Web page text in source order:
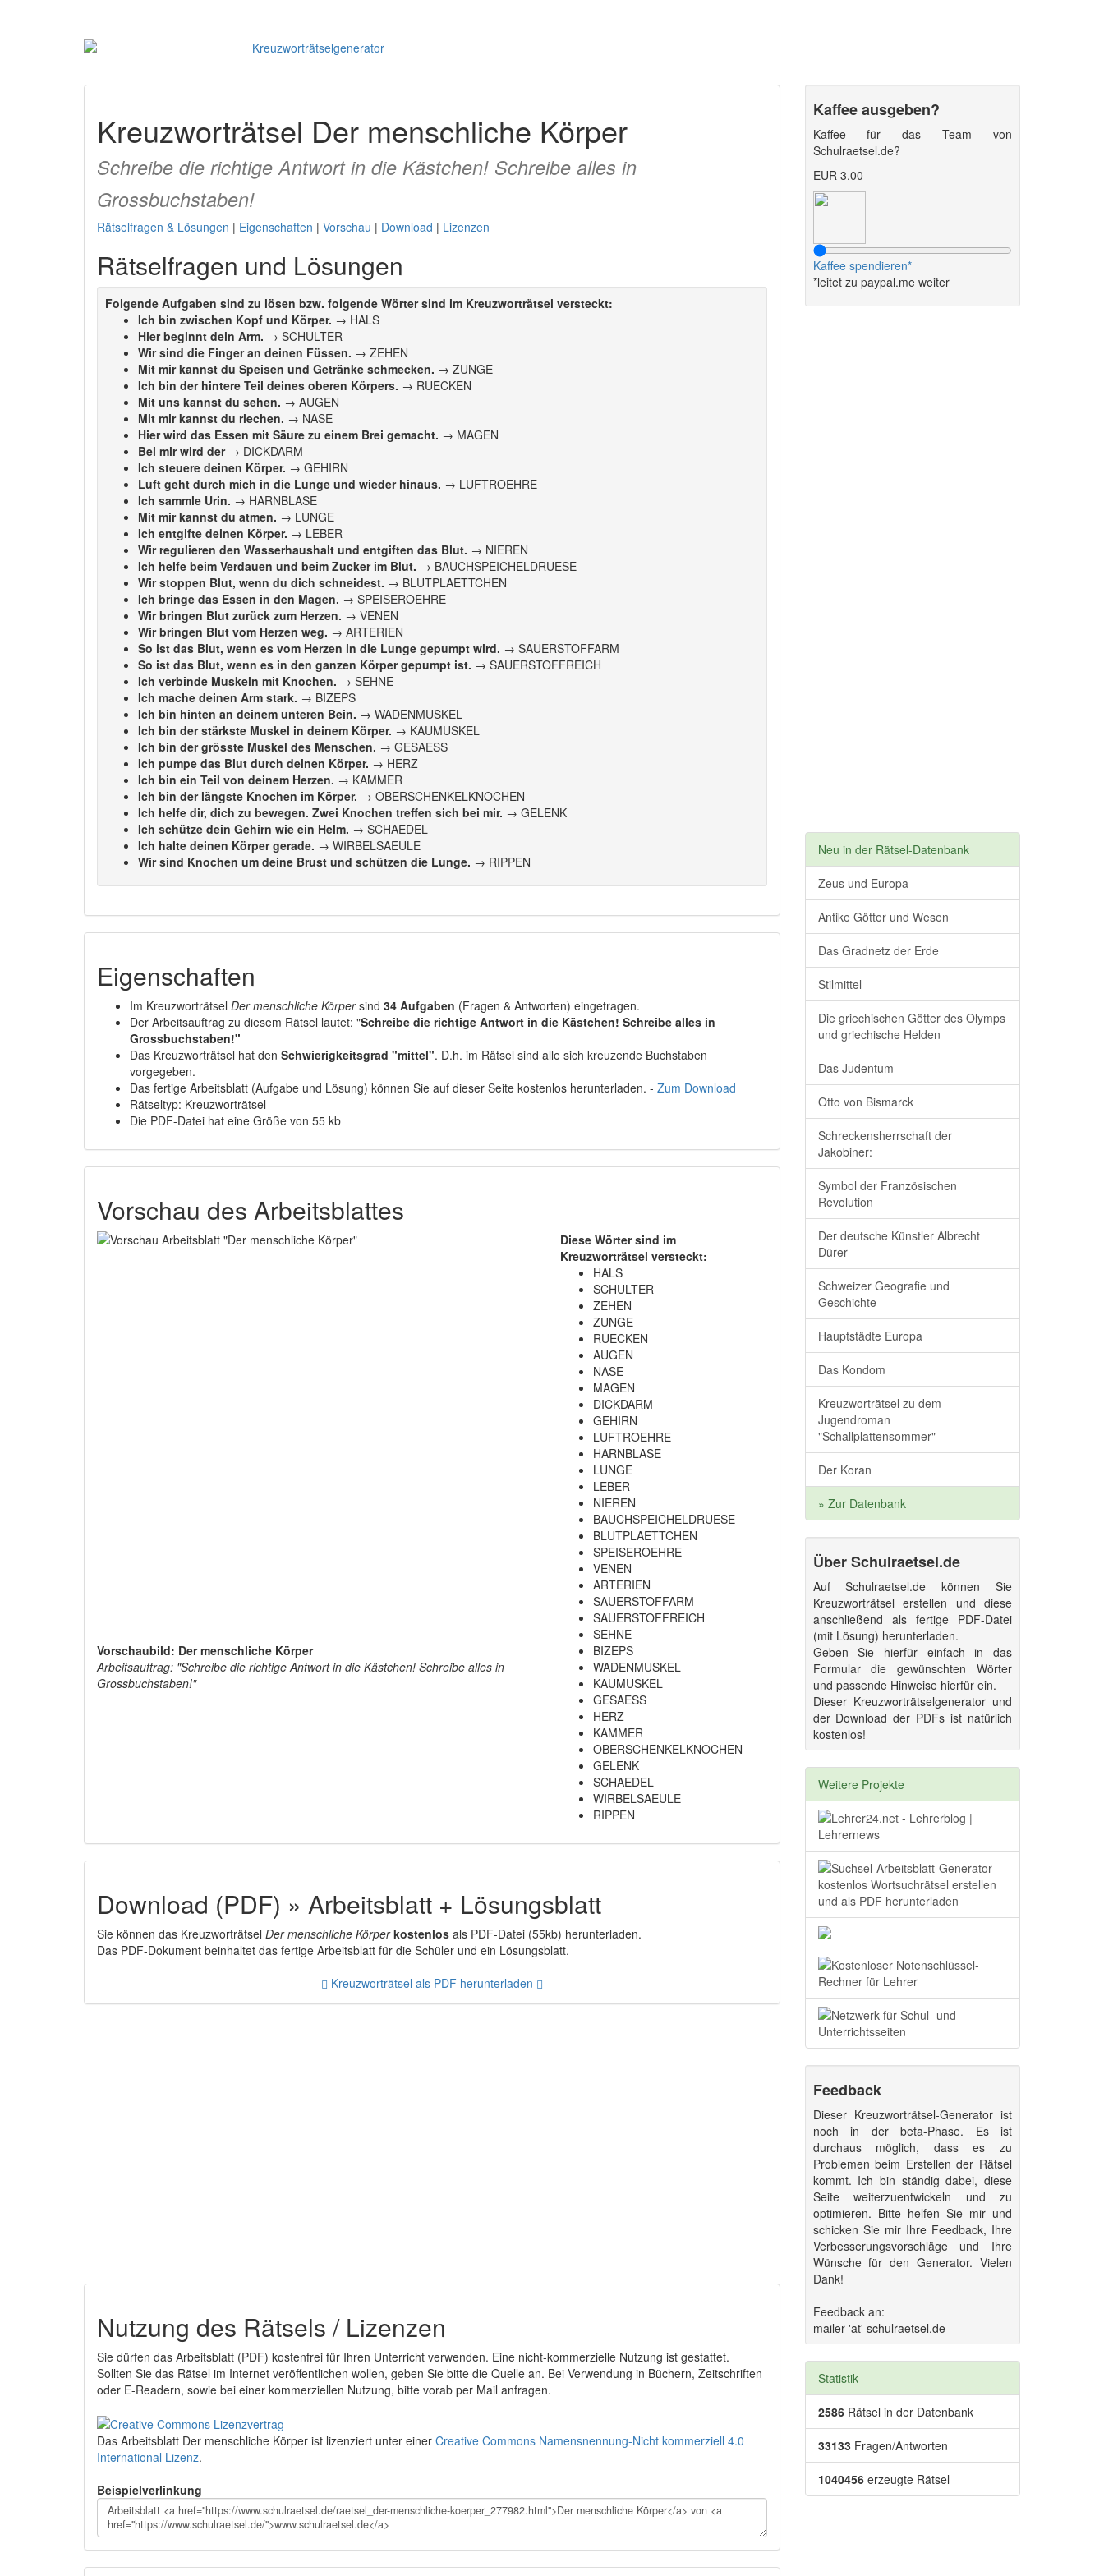
Kreuzworträtsel Der menschliche Körper
Schreibe die richtige Antwort in die Kästchen! Schreibe alles in
Grossbuchstaben!
Rätselfragen & Lösungen | Eigenschaften | Vorschau | Download | Lizenzen
Rätselfragen und Lösungen
Folgende Aufgaben sind zu lösen bzw. folgende Wörter sind im Kreuzworträtsel versteckt:
Ich bin zwischen Kopf und Körper. → HALS
Hier beginnt dein Arm. → SCHULTER
Wir sind die Finger an deinen Füssen. → ZEHEN
Mit mir kannst du Speisen und Getränke schmecken. → ZUNGE
Ich bin der hintere Teil deines oberen Körpers. → RUECKEN
Mit uns kannst du sehen. → AUGEN
Mit mir kannst du riechen. → NASE
Hier wird das Essen mit Säure zu einem Brei gemacht. → MAGEN
Bei mir wird der → DICKDARM
Ich steuere deinen Körper. → GEHIRN
Luft geht durch mich in die Lunge und wieder hinaus. → LUFTROEHRE
Ich sammle Urin. → HARNBLASE
Mit mir kannst du atmen. → LUNGE
Ich entgifte deinen Körper. → LEBER
Wir regulieren den Wasserhaushalt und entgiften das Blut. → NIEREN
Ich helfe beim Verdauen und beim Zucker im Blut. → BAUCHSPEICHELDRUESE
Wir stoppen Blut, wenn du dich schneidest. → BLUTPLAETTCHEN
Ich bringe das Essen in den Magen. → SPEISEROEHRE
Wir bringen Blut zurück zum Herzen. → VENEN
Wir bringen Blut vom Herzen weg. → ARTERIEN
So ist das Blut, wenn es vom Herzen in die Lunge gepumpt wird. → SAUERSTOFFARM
So ist das Blut, wenn es in den ganzen Körper gepumpt ist. → SAUERSTOFFREICH
Ich verbinde Muskeln mit Knochen. → SEHNE
Ich mache deinen Arm stark. → BIZEPS
Ich bin hinten an deinem unteren Bein. → WADENMUSKEL
Ich bin der stärkste Muskel in deinem Körper. → KAUMUSKEL
Ich bin der grösste Muskel des Menschen. → GESAESS
Ich pumpe das Blut durch deinen Körper. → HERZ
Ich bin ein Teil von deinem Herzen. → KAMMER
Ich bin der längste Knochen im Körper. → OBERSCHENKELKNOCHEN
Ich helfe dir, dich zu bewegen. Zwei Knochen treffen sich bei mir. → GELENK
Ich schütze dein Gehirn wie ein Helm. → SCHAEDEL
Ich halte deinen Körper gerade. → WIRBELSAEULE
Wir sind Knochen um deine Brust und schützen die Lunge. → RIPPEN
Eigenschaften
Im Kreuzworträtsel Der menschliche Körpersind 34 Aufgaben (Fragen & Antworten) eingetragen.
Der Arbeitsauftrag zu diesem Rätsel lautet: "Schreibe die richtige Antwort in die Kästchen! Schreibe alles in
Grossbuchstaben!"
Das Kreuzworträtsel hat den Schwierigkeitsgrad "mittel". D.h. im Rätsel sind alle sich kreuzende Buchstaben
vorgegeben.
Das fertige Arbeitsblatt (Aufgabe und Lösung) können Sie auf dieser Seite kostenlos herunterladen. - Zum Download
Rätseltyp: Kreuzworträtsel
Die PDF-Datei hat eine Größe von 55 kb
Vorschau des Arbeitsblattes
Vorschaubild: Der menschliche Körper
Arbeitsauftrag: "Schreibe die richtige Antwort in die Kästchen! Schreibe alles in
Grossbuchstaben!"
Diese Wörter sind im
Kreuzworträtsel versteckt:
HALS
SCHULTER
ZEHEN
ZUNGE
RUECKEN
AUGEN
NASE
MAGEN
DICKDARM
GEHIRN
LUFTROEHRE
HARNBLASE
LUNGE
LEBER
NIEREN
BAUCHSPEICHELDRUESE
BLUTPLAETTCHEN
SPEISEROEHRE
VENEN
ARTERIEN
SAUERSTOFFARM
SAUERSTOFFREICH
SEHNE
BIZEPS
WADENMUSKEL
KAUMUSKEL
GESAESS
HERZ
KAMMER
OBERSCHENKELKNOCHEN
GELENK
SCHAEDEL
WIRBELSAEULE
RIPPEN
Download (PDF) » Arbeitsblatt + Lösungsblatt
Sie können das Kreuzworträtsel Der menschliche Körper kostenlos als PDF-Datei (55kb) herunterladen.
Das PDF-Dokument beinhaltet das fertige Arbeitsblatt für die Schüler und ein Lösungsblatt.
Kreuzworträtsel als PDF herunterladen
Nutzung des Rätsels / Lizenzen
Sie dürfen das Arbeitsblatt (PDF) kostenfrei für Ihren Unterricht verwenden. Eine nicht-kommerzielle Nutzung ist gestattet.
Sollten Sie das Rätsel im Internet veröffentlichen wollen, geben Sie bitte die Quelle an. Bei Verwendung in Büchern, Zeitschriften
oder E-Readern, sowie bei einer kommerziellen Nutzung, bitte vorab per Mail anfragen.
Das Arbeitsblatt Der menschliche Körper ist lizenziert unter einer Creative Commons Namensnennung-Nicht kommerziell 4.0
International Lizenz.
Beispielverlinkung
Kaffee ausgeben?
Kaffee für das Team von
Schulraetsel.de?
EUR 3.00
Kaffee spendieren*
*leitet zu paypal.me weiter
Neu in der Rätsel-Datenbank
Zeus und Europa
Antike Götter und Wesen
Das Gradnetz der Erde
Stilmittel
Die griechischen Götter des Olymps
und griechische Helden
Das Judentum
Otto von Bismarck
Schreckensherrschaft der
Jakobiner:
Symbol der Französischen
Revolution
Der deutsche Künstler Albrecht
Dürer
Schweizer Geografie und
Geschichte
Hauptstädte Europa
Das Kondom
Kreuzworträtsel zu dem
Jugendroman
"Schallplattensommer"
Der Koran
» Zur Datenbank
Über Schulraetsel.de
Auf Schulraetsel.de können Sie
Kreuzworträtsel erstellen und diese
anschließend als fertige PDF-Datei
(mit Lösung) herunterladen.
Geben Sie hierfür einfach in das
Formular die gewünschten Wörter
und passende Hinweise hierfür ein.
Dieser Kreuzworträtselgenerator und
der Download der PDFs ist natürlich
kostenlos!
Weitere Projekte
Feedback
Dieser Kreuzworträtsel-Generator ist
noch in der beta-Phase. Es ist
durchaus möglich, dass es zu
Problemen beim Erstellen der Rätsel
kommt. Ich bin ständig dabei, diese
Seite weiterzuentwickeln und zu
optimieren. Bitte helfen Sie mir und
schicken Sie mir Ihre Feedback, Ihre
Verbesserungsvorschläge und Ihre
Wünsche für den Generator. Vielen
Dank!
Feedback an:
mailer 'at' schulraetsel.de
Statistik
2586Rätsel in der Datenbank
33133Fragen/Antworten
1040456erzeugte Rätsel